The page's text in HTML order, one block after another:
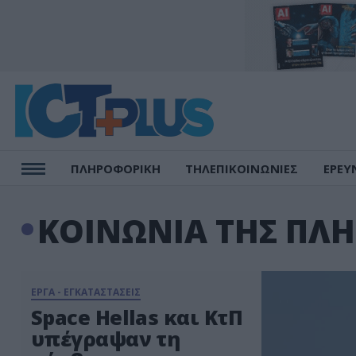
ΠΛΗΡΟΦΟΡΙΚΗ ΤΗΛΕΠΙΚΟΙΝΩΝΙΕΣ
ΚΟΙΝΩΝΙΑ ΤΗΣ
ΕΡΓΑ - ΕΓΚΑΤΑΣΤΑΣΕΙΣ
Space Hellas και ΚτΠ
υπέγραψαν τη